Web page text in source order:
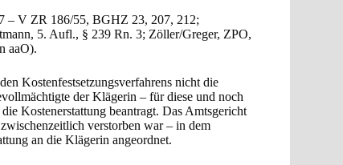
– V ZR 186/55, BGHZ 23, 207, 212;
5. Aufl., § 239 Rn. 3; Zöller/Greger, ZPO,
aaO).
Kostenfestsetzungsverfahrens nicht die
der Klägerin – für diese und noch
Kostenerstattung beantragt. Das Amtsgericht
verstorben war – in dem
an die Klägerin angeordnet.